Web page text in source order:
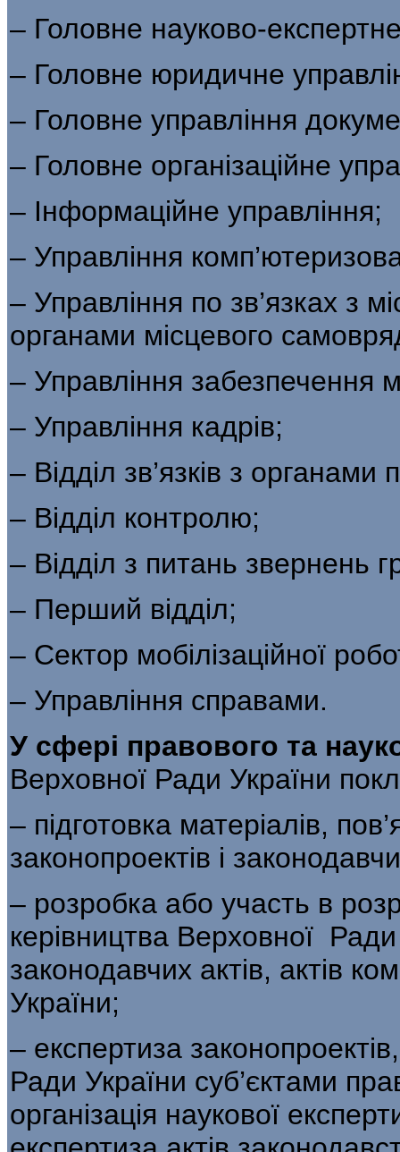
– Головне науково-
– Головне юридичне
– Головне управління
– Головне організаційне
– Інформаційне управління;
– Управління
– Управління по зв’язках з
органами місцевого
– Управління забезпечення
– Управління кадрів;
– Відділ зв’язків з органами
– Відділ контролю;
– Відділ з питань звернень
– Перший відділ;
– Сектор мобілізаційної
– Управління справами.
У сфері правового та
Верховної Ради України
– підготовка матеріалів,
законопроектів і
– розробка або участь в
керівництва Верховної
законодавчих актів, актів
України;
– експертиза
Ради України суб’єктами
організація наукової